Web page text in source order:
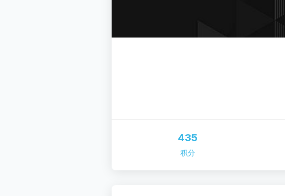
435
积分